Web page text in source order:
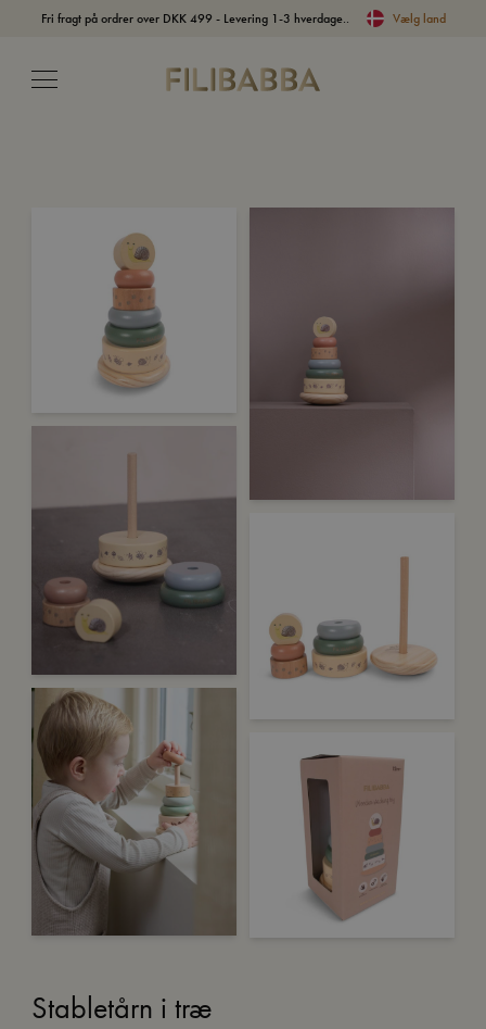
Fri fragt på ordrer over DKK 499 - Levering 1-3 hverdage.. Vælg land
Stabletårn i træ